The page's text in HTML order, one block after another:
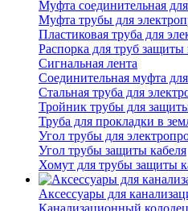
Муфта соединительная
Муфта трубы для
Пластиковая труба для
Распорка для труб защиты
Сигнальная лента
Соединительная муфта
Стальная труба для
Тройник трубы для
Труба для прокладки в
Угол трубы для
Угол трубы защиты кабеля
Хомут для трубы защиты
Аксессуары для
Канализационный колодец